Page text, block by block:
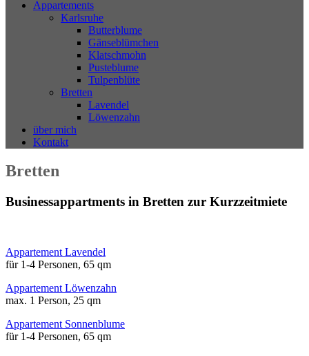
Appartements
Karlsruhe
Butterblume
Gänseblümchen
Klatschmohn
Pusteblume
Tulpenblüte
Bretten
Lavendel
Löwenzahn
über mich
Kontakt
Bretten
Businessappartments in Bretten zur Kurzzeitmiete
Appartement Lavendel
für 1-4 Personen, 65 qm
Appartement Löwenzahn
max. 1 Person, 25 qm
Appartement Sonnenblume
für 1-4 Personen, 65 qm